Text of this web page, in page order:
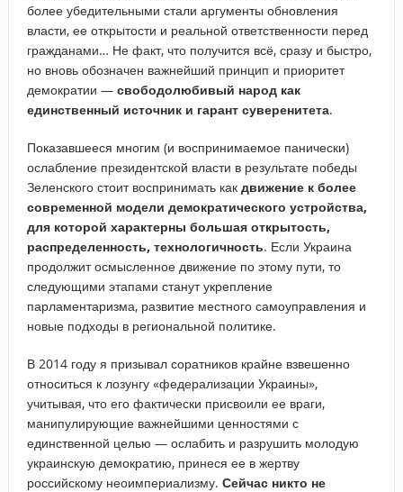
более убедительными стали аргументы обновления
власти, ее открытости и реальной ответственности перед
гражданами… Не факт, что получится всё, сразу и быстро,
но вновь обозначен важнейший принцип и приоритет
демократии — свободолюбивый народ как
единственный источник и гарант суверенитета.
Показавшееся многим (и воспринимаемое панически)
ослабление президентской власти в результате победы
Зеленского стоит воспринимать как движение к более
современной модели демократического устройства,
для которой характерны большая открытость,
распределенность, технологичность. Если Украина
продолжит осмысленное движение по этому пути, то
следующими этапами станут укрепление
парламентаризма, развитие местного самоуправления и
новые подходы в региональной политике.
В 2014 году я призывал соратников крайне взвешенно
относиться к лозунгу «федерализации Украины»,
учитывая, что его фактически присвоили ее враги,
манипулирующие важнейшими ценностями с
единственной целью — ослабить и разрушить молодую
украинскую демократию, принеся ее в жертву
российскому неоимпериализму. Сейчас никто не